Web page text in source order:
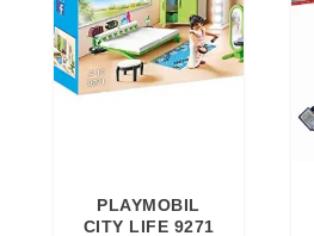
PLAYMOBIL
CITY LIFE 9271